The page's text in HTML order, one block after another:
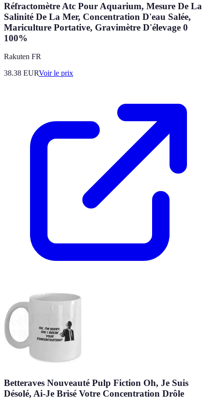
Réfractomètre Atc Pour Aquarium, Mesure De La
Salinité De La Mer, Concentration D'eau Salée,
Mariculture Portative, Gravimètre D'élevage 0
100%
Rakuten FR
38.38 EURVoir le prix
Betteraves Nouveauté Pulp Fiction Oh, Je Suis
Désolé, Ai-Je Brisé Votre Concentration Drôle